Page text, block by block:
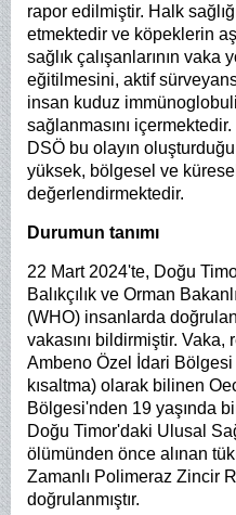
rapor edilmiştir. Halk
etmektedir ve köpeklerin
sağlık çalışanlarının vaka
eğitilmesini, aktif
insan kuduz
sağlanmasını
DSÖ bu olayın
yüksek, bölgesel ve
değerlendirmektedir.
Durumun tanımı
22 Mart 2024'te, Doğu
Balıkçılık ve Orman
(WHO) insanlarda
vakasını bildirmiştir.
Ambeno Özel İdari
kısaltma) olarak bilinen
Bölgesi'nden 19 yaşında
Doğu Timor'daki Ulusal
ölümünden önce alınan
Zamanlı Polimeraz Zincir
doğrulanmıştır.